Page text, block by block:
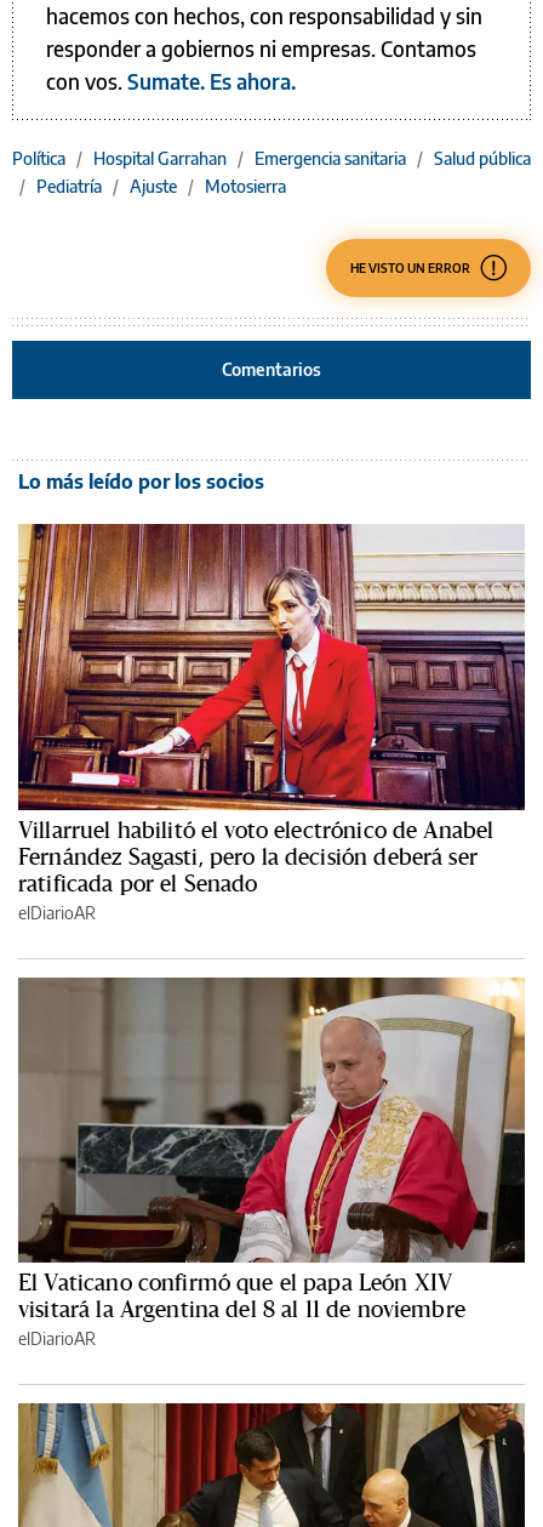
hacemos con hechos, con responsabilidad y sin
responder a gobiernos ni empresas. Contamos
con vos.Sumate. Es ahora.
Política / Hospital Garrahan / Emergencia sanitaria / Salud pública
/ Pediatría / Ajuste / Motosierra
HE VISTO UN ERROR
Comentarios
Lo más leído por los socios
Villarruel habilitó el voto electrónico de Anabel
Fernández Sagasti, pero la decisión deberá ser
ratificada por el Senado
elDiarioAR
El Vaticano confirmó que el papa León XIV
visitará la Argentina del 8 al 11 de noviembre
elDiarioAR